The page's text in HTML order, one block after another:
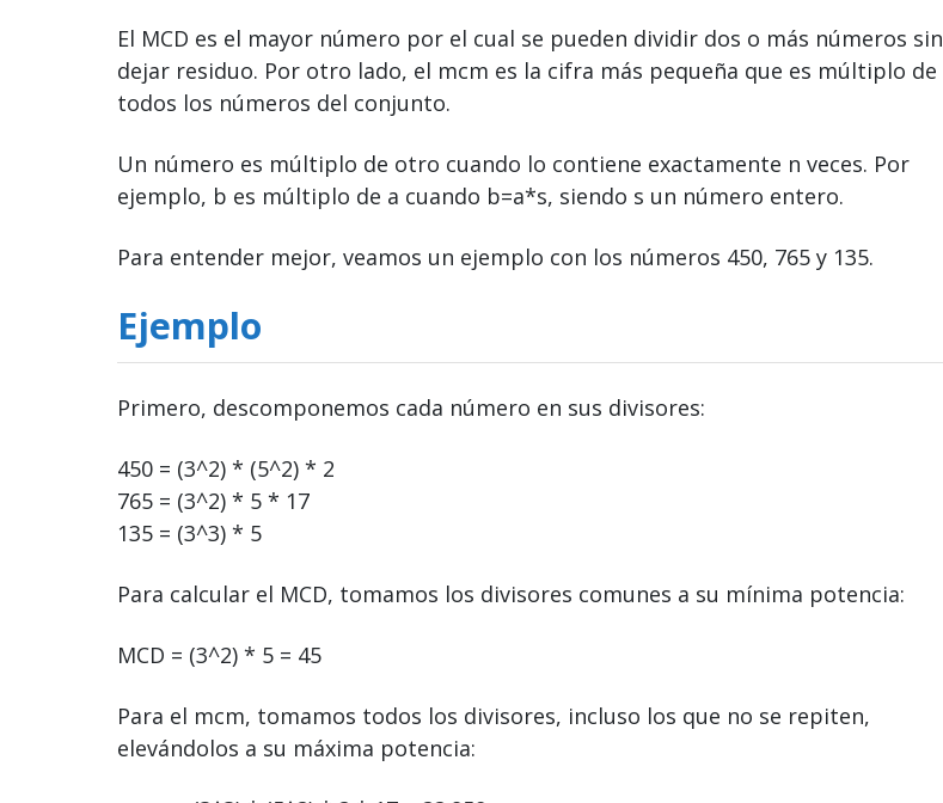
El MCD es el mayor número por el cual se pueden dividir dos o más números sin
dejar residuo. Por otro lado, el mcm es la cifra más pequeña que es múltiplo de
todos los números del conjunto.
Un número es múltiplo de otro cuando lo contiene exactamente n veces. Por
ejemplo, b es múltiplo de a cuando b=a*s, siendo s un número entero.
Para entender mejor, veamos un ejemplo con los números 450, 765 y 135.
Ejemplo
Primero, descomponemos cada número en sus divisores:
450 = (3^2) * (5^2) * 2
765 = (3^2) * 5 * 17
135 = (3^3) * 5
Para calcular el MCD, tomamos los divisores comunes a su mínima potencia:
MCD = (3^2) * 5 = 45
Para el mcm, tomamos todos los divisores, incluso los que no se repiten,
elevándolos a su máxima potencia: